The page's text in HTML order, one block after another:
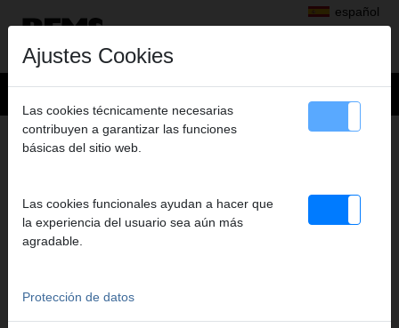
español
DELEGACIONES
ČESKÁ REPUBLIKA
CZ 253 01 Hostivice
Ajustes Cookies
Las cookies técnicamente necesarias
contribuyen a garantizar las funciones
básicas del sitio web.
Las cookies funcionales ayudan a hacer que
la experiencia del usuario sea aún más
agradable.
Protección de datos